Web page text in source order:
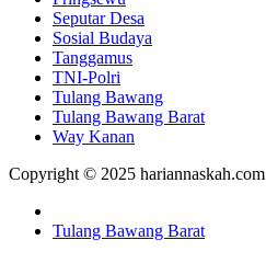
Seputar Desa
Sosial Budaya
Tanggamus
TNI-Polri
Tulang Bawang
Tulang Bawang Barat
Way Kanan
Copyright © 2025 hariannaskah.com
Tulang Bawang Barat